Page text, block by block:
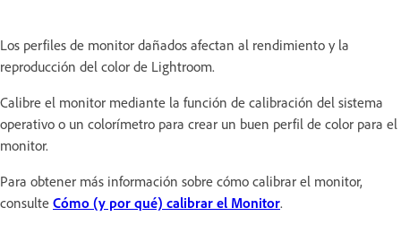
Los perfiles de monitor dañados afectan al rendimiento y la
reproducción del color de Lightroom.
Calibre el monitor mediante la función de calibración del sistema
operativo o un colorímetro para crear un buen perfil de color para el
monitor.
Para obtener más información sobre cómo calibrar el monitor,
consulte Cómo (y por qué) calibrar el Monitor.